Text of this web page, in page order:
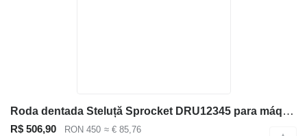
Roda dentada Steluță Sprocket DRU12345 para máquinas de construção Volvo
R$ 506,90 RON 450 ≈ € 85,76